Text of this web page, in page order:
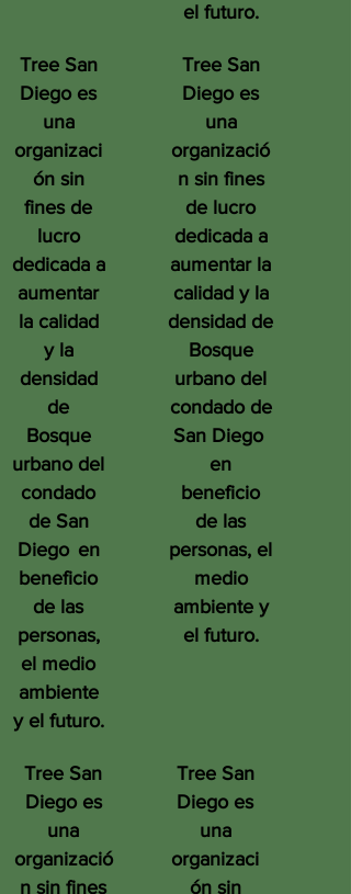
Tree San
Diego es
una
organizaci
ón sin
fines de
lucro
dedicada a
aumentar
la calidad
y la
densidad
de
Bosque
urbano del
condado
de San
Diego en
beneficio
de las
personas,
el medio
ambiente
y el futuro.
Tree San
Diego es
una
organizació
n sin fines
el futuro.
Tree San
Diego es
una
organizació
n sin fines
de lucro
dedicada a
aumentar la
calidad y la
densidad de
Bosque
urbano del
condado de
San Diego
en
beneficio
de las
personas, el
medio
ambiente y
el futuro.
Tree San
Diego es
una
organizaci
ón sin